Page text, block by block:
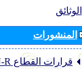
الوثائق
المنشورات
قرارات القطاع ‏ITU-R